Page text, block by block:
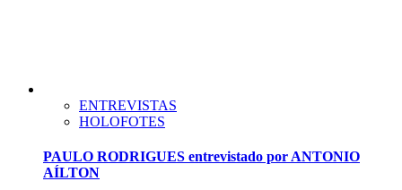
ENTREVISTAS
HOLOFOTES
PAULO RODRIGUES entrevistado por ANTONIO
AÍLTON